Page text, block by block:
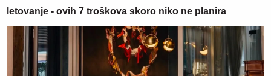
letovanje - ovih 7 troškova skoro niko ne planira